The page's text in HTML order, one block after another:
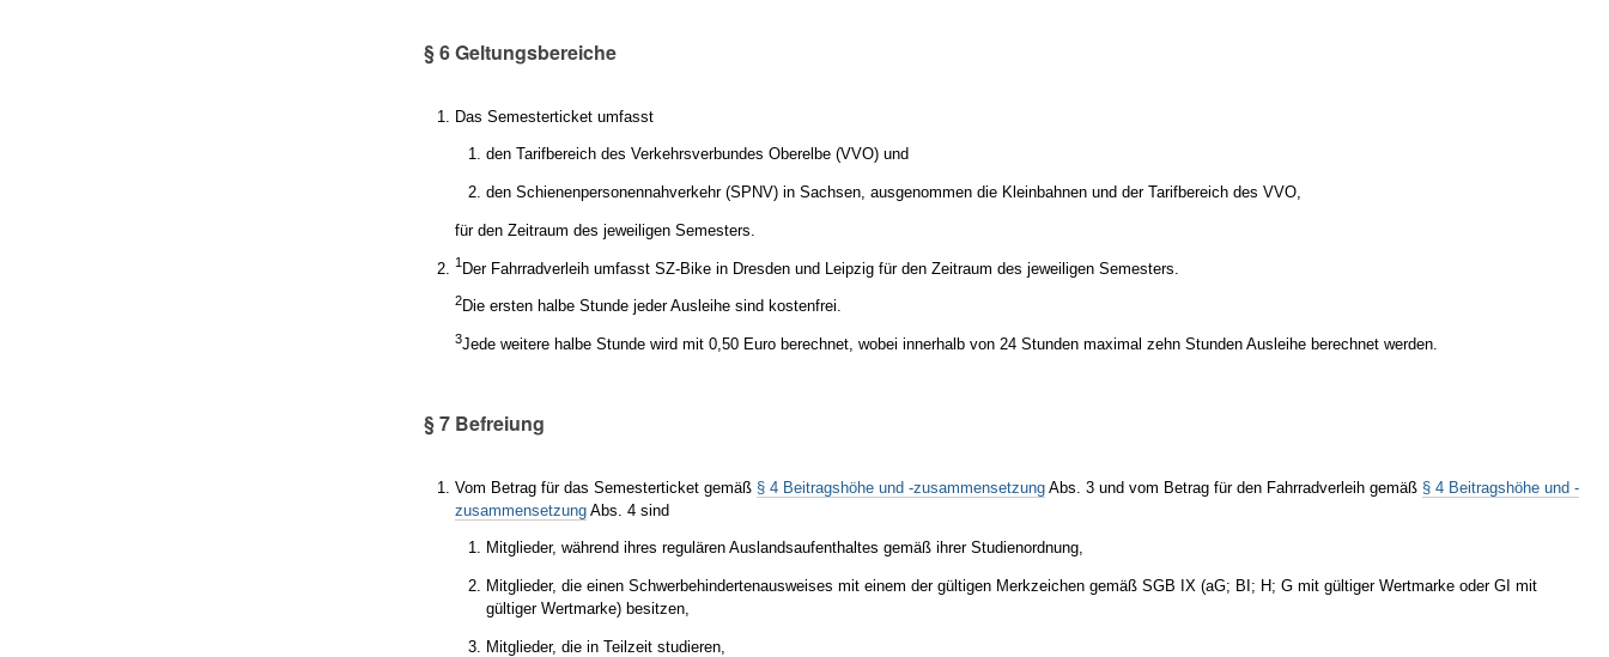
§ 6 Geltungsbereiche
Das Semesterticket umfasst
den Tarifbereich des Verkehrsverbundes Oberelbe (VVO) und
den Schienenpersonennahverkehr (SPNV) in Sachsen, ausgenommen die Kleinbahnen und der Tarifbereich des VVO,
für den Zeitraum des jeweiligen Semesters.
1Der Fahrradverleih umfasst SZ-Bike in Dresden und Leipzig für den Zeitraum des jeweiligen Semesters.
2Die ersten halbe Stunde jeder Ausleihe sind kostenfrei.
3Jede weitere halbe Stunde wird mit 0,50 Euro berechnet, wobei innerhalb von 24 Stunden maximal zehn Stunden Ausleihe berechnet werden.
§ 7 Befreiung
Vom Betrag für das Semesterticket gemäß § 4 Beitragshöhe und -zusammensetzungAbs. 3 und vom Betrag für den Fahrradverleih gemäß § 4 Beitragshöhe und -
zusammensetzungAbs. 4 sind
Mitglieder, während ihres regulären Auslandsaufenthaltes gemäß ihrer Studienordnung,
Mitglieder, die einen Schwerbehindertenausweises mit einem der gültigen Merkzeichen gemäß SGB IX (aG; BI; H; G mit gültiger Wertmarke oder GI mit
gültiger Wertmarke) besitzen,
Mitglieder, die in Teilzeit studieren,